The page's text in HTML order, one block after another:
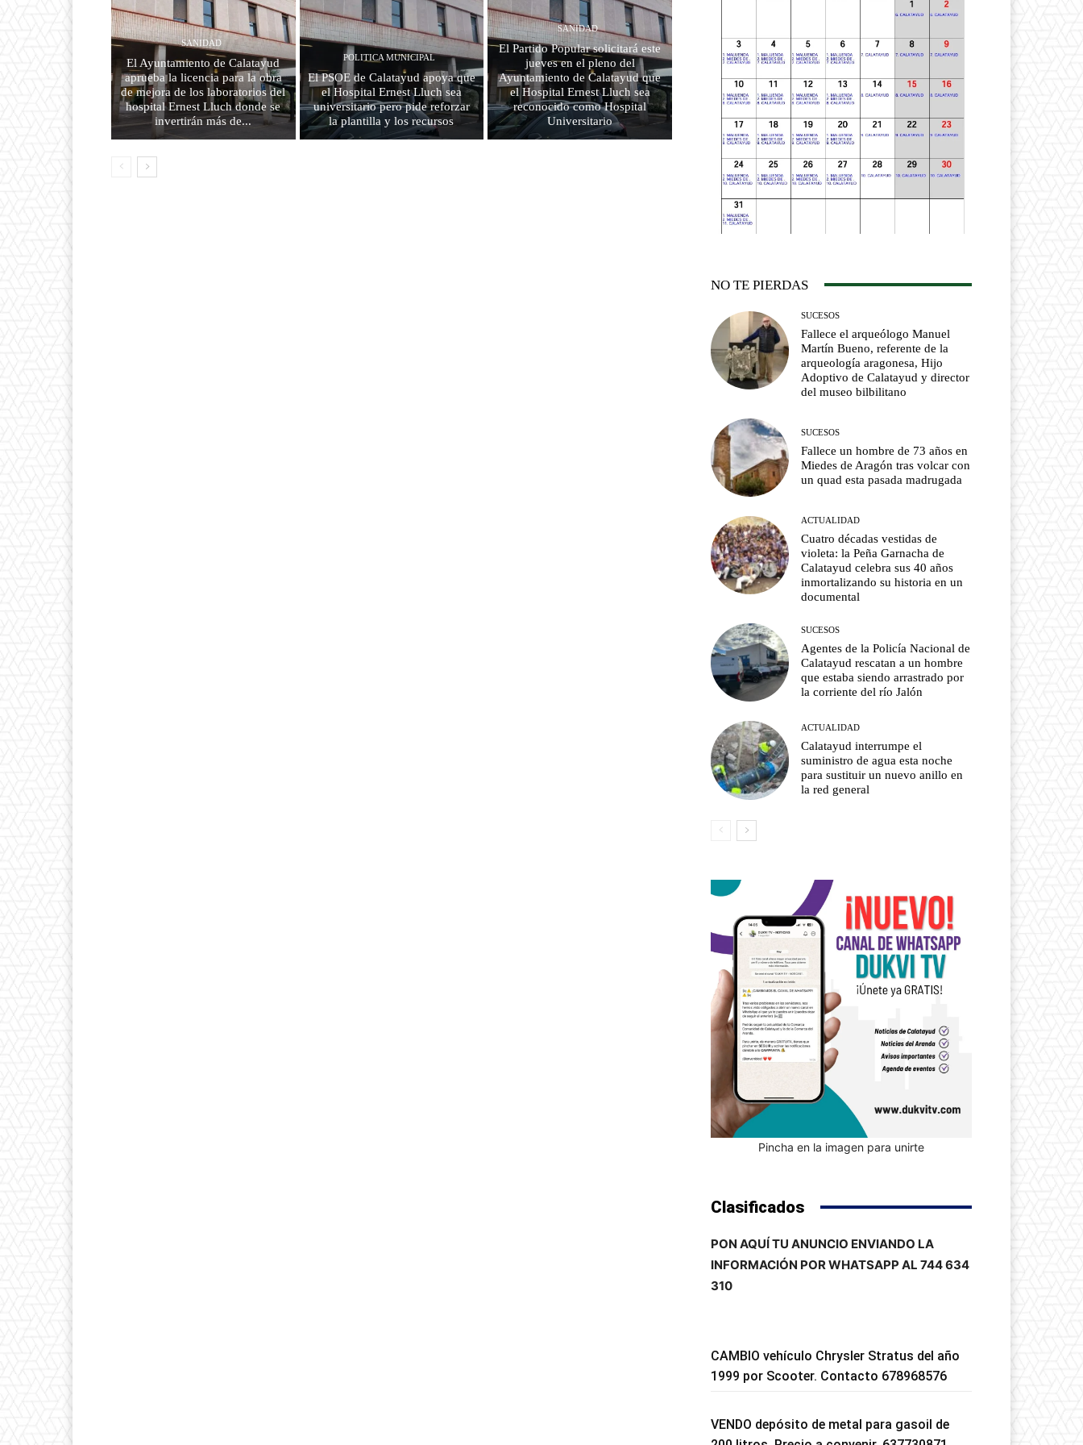
SANIDAD
El Ayuntamiento de Calatayud
aprueba la licencia para la obra
de mejora de los laboratorios del
hospital Ernest Lluch donde se
invertirán más de...
POLITICA MUNICIPAL
El PSOE de Calatayud apoya que
el Hospital Ernest Lluch sea
universitario pero pide reforzar
la plantilla y los recursos
SANIDAD
El Partido Popular solicitará este
jueves en el pleno del
Ayuntamiento de Calatayud que
el Hospital Ernest Lluch sea
reconocido como Hospital
Universitario
NO TE PIERDAS
SUCESOS
Fallece el arqueólogo Manuel
Martín Bueno, referente de la
arqueología aragonesa, Hijo
Adoptivo de Calatayud y director
del museo bilbilitano
SUCESOS
Fallece un hombre de 73 años en
Miedes de Aragón tras volcar con
un quad esta pasada madrugada
ACTUALIDAD
Cuatro décadas vestidas de
violeta: la Peña Garnacha de
Calatayud celebra sus 40 años
inmortalizando su historia en un
documental
SUCESOS
Agentes de la Policía Nacional de
Calatayud rescatan a un hombre
que estaba siendo arrastrado por
la corriente del río Jalón
ACTUALIDAD
Calatayud interrumpe el
suministro de agua esta noche
para sustituir un nuevo anillo en
la red general
Pincha en la imagen para unirte
Clasificados
PON AQUÍ TU ANUNCIO ENVIANDO LA
INFORMACIÓN POR WHATSAPP AL 744 634
310
CAMBIO vehículo Chrysler Stratus del año
1999 por Scooter. Contacto 678968576
VENDO depósito de metal para gasoil de